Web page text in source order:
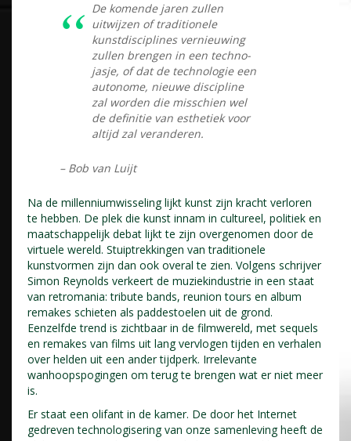
De komende jaren zullen
uitwijzen of traditionele
kunstdisciplines vernieuwing
zullen brengen in een techno-
jasje, of dat de technologie een
autonome, nieuwe discipline
zal worden die misschien wel
de definitie van esthetiek voor
altijd zal veranderen.
– Bob van Luijt
Na de millenniumwisseling lijkt kunst zijn kracht verloren
te hebben. De plek die kunst innam in cultureel, politiek en
maatschappelijk debat lijkt te zijn overgenomen door de
virtuele wereld. Stuiptrekkingen van traditionele
kunstvormen zijn dan ook overal te zien. Volgens schrijver
Simon Reynolds verkeert de muziekindustrie in een staat
van retromania: tribute bands, reunion tours en album
remakes schieten als paddestoelen uit de grond.
Eenzelfde trend is zichtbaar in de filmwereld, met sequels
en remakes van films uit lang vervlogen tijden en verhalen
over helden uit een ander tijdperk. Irrelevante
wanhoopspogingen om terug te brengen wat er niet meer
is.
Er staat een olifant in de kamer. De door het Internet
gedreven technologisering van onze samenleving heeft de